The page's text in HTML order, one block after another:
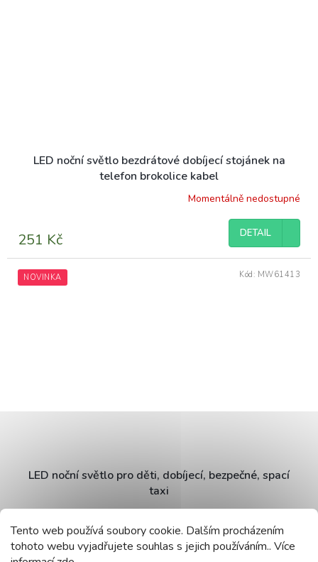
Tento web používá soubory cookie. Dalším procházením
tohoto webu vyjadřujete souhlas s jejich používáním.. Více
LED noční světlo bezdrátové dobíjecí stojánek na
telefon brokolice kabel
Momentálně nedostupné
251 Kč DETAIL
NOVINKA
LED noční světlo pro děti, dobíjecí, bezpečné, spací
taxi
Momentálně nedostupné
301 Kč DETAIL
Kód: MW61413